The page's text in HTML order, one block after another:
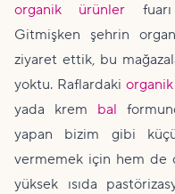
organik ürünler
Gitmişken şehrin
ziyaret ettik, bu
yoktu. Raflardaki
yada krem bal
yapan bizim gibi
vermemek için hem de
yüksek ısıda